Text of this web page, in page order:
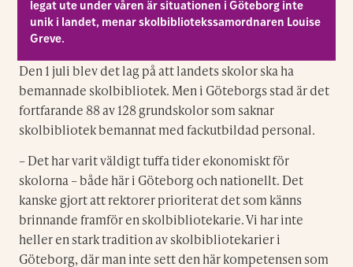
legat ute under våren är situationen i Göteborg inte
unik i landet, menar skolbibliotekssamordnaren Louise
Greve.
Den 1 juli blev det lag på att landets skolor ska ha
bemannade skolbibliotek. Men i Göteborgs stad är det
fortfarande 88 av 128 grundskolor som saknar
skolbibliotek bemannat med fackutbildad personal.
– Det har varit väldigt tuffa tider ekonomiskt för
skolorna – både här i Göteborg och nationellt. Det
kanske gjort att rektorer prioriterat det som känns
brinnande framför en skolbibliotekarie. Vi har inte
heller en stark tradition av skolbibliotekarier i
Göteborg, där man inte sett den här kompetensen som